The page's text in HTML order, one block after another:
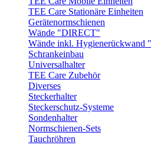
TEE Care Stationäre Einheiten
Gerätenormschienen
Wände "DIRECT"
Wände inkl. Hygienerückwand
Schrankeinbau
Universalhalter
TEE Care Zubehör
Diverses
Steckerhalter
Steckerschutz-Systeme
Sondenhalter
Normschienen-Sets
Tauchröhren